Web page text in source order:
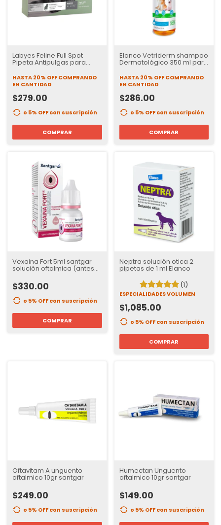
Labyes Feline Full Spot
Pipeta Antipulgas para
Gatos 2 - 5 kg Tratamiento
Tópico
HASTA 20% OFFCOMPRANDO
EN CANTIDAD
$279.00
o 5% OFFcon suscripción
COMPRAR
Elanco Vetriderm shampoo
Dermatológico 350 ml para
Perros y Gatos
HASTA 20% OFF COMPRANDO
EN CANTIDAD
$286.00
o 5% OFFcon suscripción
COMPRAR
Vexaina Fort 5ml santgar
solución oftalmica (antes
Betagen Forte)
$330.00
o 5% OFFcon suscripción
COMPRAR
Neptra solución otica 2
pipetas de 1 ml Elanco
(1)
ESPECIALIDADES VOLUMEN
$1,085.00
o 5% OFFcon suscripción
COMPRAR
Oftavitam A unguento
oftalmico 10gr santgar
$249.00
o 5% OFFcon suscripción
Humectan Unguento
oftalmico 10gr santgar
$149.00
o 5% OFFcon suscripción